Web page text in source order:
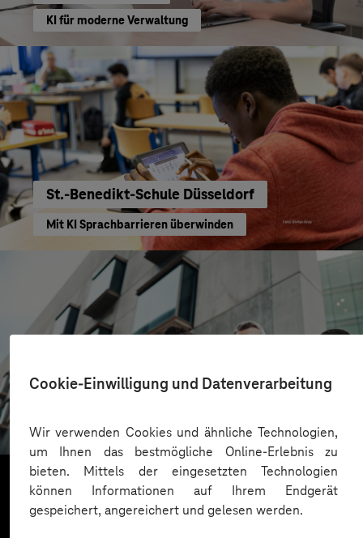
Cookie-Einwilligung und Datenverarbeitung
Wir verwenden Cookies und ähnliche Technologien,
um Ihnen das bestmögliche Online-Erlebnis zu
bieten. Mittels der eingesetzten Technologien
können Informationen auf Ihrem Endgerät
gespeichert, angereichert und gelesen werden.
KI für moderne Verwaltung
St.-Benedikt-Schule Düsseldorf
Mit KI Sprachbarrieren überwinden
CONREN Land AG
Change-Begleitung
Mehr laden